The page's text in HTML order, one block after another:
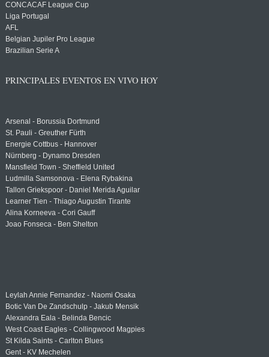
CONCACAF League Cup
Liga Portugal
AFL
Belgian Jupiler Pro League
Brazilian Serie A
PRINCIPALES EVENTOS EN VIVO HOY
Arsenal - Borussia Dortmund
St. Pauli - Greuther Fürth
Energie Cottbus - Hannover
Nürnberg - Dynamo Dresden
Mansfield Town - Sheffield United
Ludmilla Samsonova - Elena Rybakina
Tallon Griekspoor - Daniel Merida Aguilar
Learner Tien - Thiago Augustin Tirante
Alina Korneeva - Cori Gauff
Joao Fonseca - Ben Shelton
Leylah Annie Fernandez - Naomi Osaka
Botic Van De Zandschulp - Jakub Mensik
Alexandra Eala - Belinda Bencic
West Coast Eagles - Collingwood Magpies
St Kilda Saints - Carlton Blues
Gent - KV Mechelen